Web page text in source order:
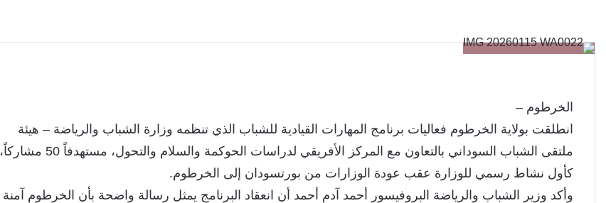
الخرطوم –
انطلقت بولاية الخرطوم فعاليات برنامج المهارات القيادية للشباب الذي تنظمه وزارة الشباب والرياضة – هيئة
ملتقى الشباب السوداني بالتعاون مع المركز الأفريقي لدراسات الحوكمة والسلام والتحول، مستهدفاً 50 مشاركاً،
كأول نشاط رسمي للوزارة عقب عودة الوزارات من بورتسودان إلى الخرطوم.
وأكد وزير الشباب والرياضة البروفيسور أحمد آدم أحمد أن انعقاد البرنامج يمثل رسالة واضحة بأن الخرطوم آمنة